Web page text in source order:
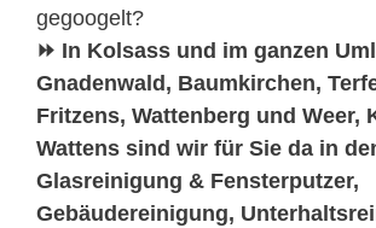
gegoogelt?
⏩ In Kolsass und im ganzen
Gnadenwald, Baumkirchen,
Fritzens, Wattenberg und Weer,
Wattens sind wir für Sie da in
Glasreinigung & Fensterputzer,
Gebäudereinigung,